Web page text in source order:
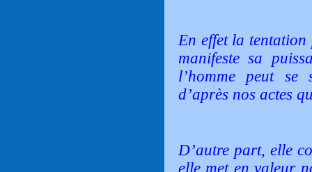
En effet la
manifeste sa
l’homme peut
d’après nos actes
D’autre part, elle
elle met en valeur